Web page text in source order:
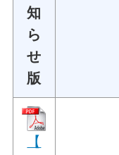
知
ら
せ
版
【